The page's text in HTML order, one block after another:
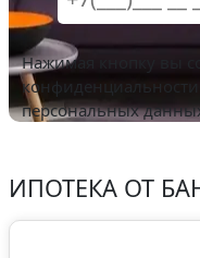
Нажимая кнопку вы
конфиденциальности
персональных
ИПОТЕКА ОТ